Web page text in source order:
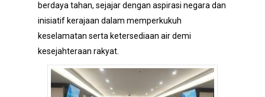
berdaya tahan, sejajar dengan aspirasi negara dan
inisiatif kerajaan dalam memperkukuh
keselamatan serta ketersediaan air demi
kesejahteraan rakyat.